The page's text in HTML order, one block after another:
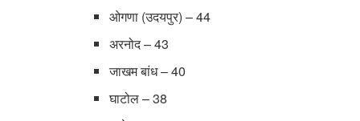
ओगणा (उदयपुर) – 44
अरनोद – 43
जाखम बांध – 40
घाटोल – 38